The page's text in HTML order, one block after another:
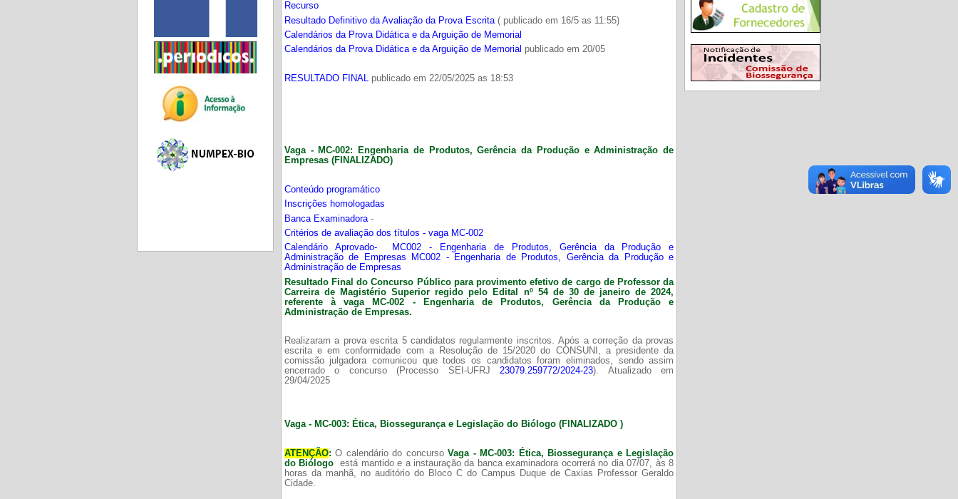
Recurso
Resultado Definitivo da Avaliação da Prova Escrita( publicado em 16/5 as 11:55)
Calendários da Prova Didática e da Arguição de Memorial
Calendários da Prova Didática e da Arguição de Memorial publicado em 20/05
RESULTADO FINAL publicado em 22/05/2025 as 18:53
Vaga - MC-002: Engenharia de Produtos, Gerência da Produção e Administração de
Empresas (FINALIZADO)
Conteúdo programático
Inscrições homologadas
Banca Examinadora -
Critérios de avaliação dos títulos - vaga MC-002
Calendário Aprovado- MC002 - Engenharia de Produtos, Gerência da Produção e
Administração de Empresas MC002 - Engenharia de Produtos, Gerência da Produção e
Administração de Empresas
Resultado Final do Concurso Público para provimento efetivo de cargo de Professor da
Carreira de
Magistério Superior regido pelo Edital nº 54 de 30 de janeiro de 2024,
referente à vaga MC-002 -
Engenharia de Produtos, Gerência da Produção e
Administração de Empresas.
Realizaram a prova escrita 5 candidatos regularmente inscritos. Após a correção da provas
escrita e em conformidade com a Resolução de 15/2020 do CONSUNI, a presidente da
comissão julgadora comunicou que todos os candidatos foram eliminados, sendo assim
encerrado o concurso (Processo SEI-UFRJ23079.259772/2024-23). Atualizado em
29/04/2025
Vaga - MC-003: Ética, Biossegurança e Legislação do Biólogo (FINALIZADO )
ATENÇÃO: O calendário do concursoVaga - MC-003: Ética, Biossegurança e Legislação
do Biólogo
está mantido e a instauração da banca examinadora ocorrerá no dia 07/07, às 8
horas da manhã, no auditório do Bloco C do Campus Duque de Caxias Professor Geraldo
Cidade.